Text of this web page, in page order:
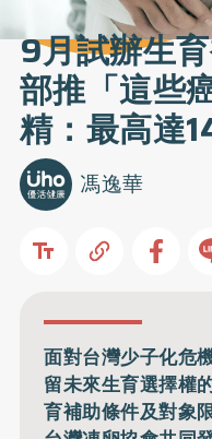
9月試辦生
部推「這些
精：最高達
馮逸華
面對台灣少子化危
留未來生育選擇權
育補助條件及對象